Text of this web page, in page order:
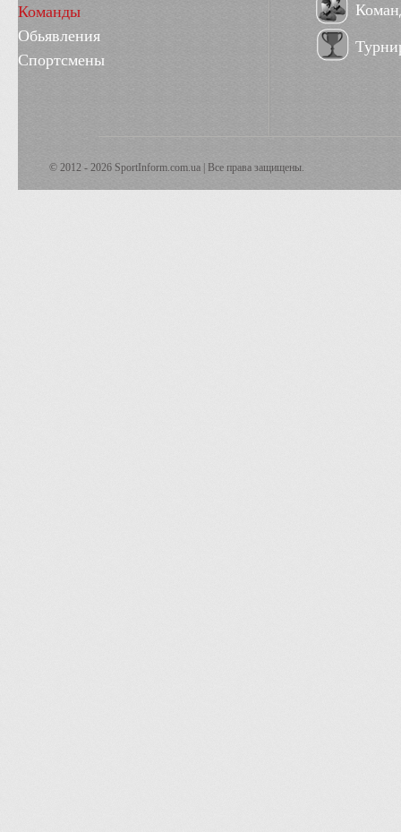
Команды
Обьявления
Спортсмены
© 2012 - 2026 SportInform.com.ua | Все права защищены.